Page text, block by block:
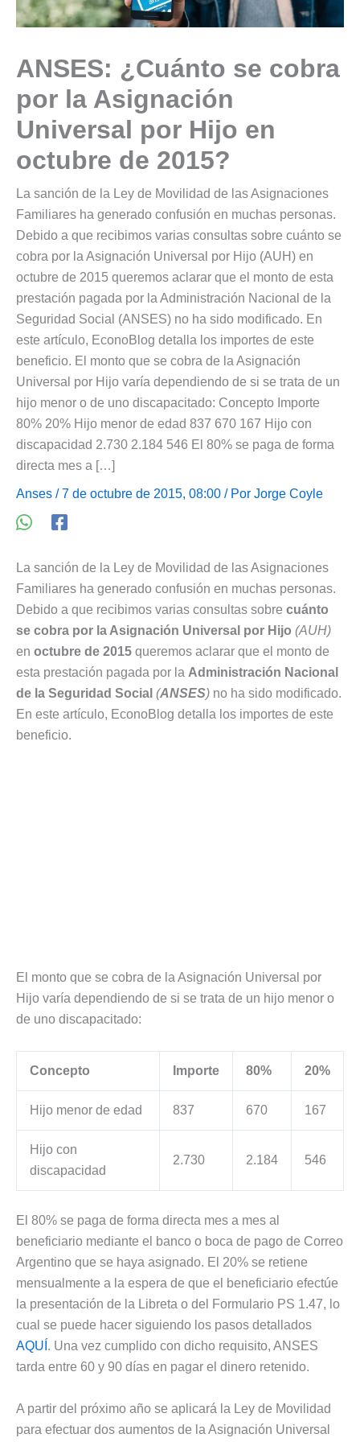
ANSES: ¿Cuánto se cobra
por la Asignación
Universal por Hijo en
octubre de 2015?
La sanción de la Ley de Movilidad de las Asignaciones
Familiares ha generado confusión en muchas personas.
Debido a que recibimos varias consultas sobre cuánto se
cobra por la Asignación Universal por Hijo (AUH) en
octubre de 2015 queremos aclarar que el monto de esta
prestación pagada por la Administración Nacional de la
Seguridad Social (ANSES) no ha sido modificado. En
este artículo, EconoBlog detalla los importes de este
beneficio. El monto que se cobra de la Asignación
Universal por Hijo varía dependiendo de si se trata de un
hijo menor o de uno discapacitado: Concepto Importe
80% 20% Hijo menor de edad 837 670 167 Hijo con
discapacidad 2.730 2.184 546 El 80% se paga de forma
directa mes a […]
Anses / 7 de octubre de 2015, 08:00 / Por Jorge Coyle
La sanción de la Ley de Movilidad de las Asignaciones
Familiares ha generado confusión en muchas personas.
Debido a que recibimos varias consultas sobre cuánto
se cobra por la Asignación Universal por Hijo (AUH)
en octubre de 2015 queremos aclarar que el monto de
esta prestación pagada por la Administración Nacional
de la Seguridad Social (ANSES) no ha sido modificado.
En este artículo, EconoBlog detalla los importes de este
beneficio.
El monto que se cobra de la Asignación Universal por
Hijo varía dependiendo de si se trata de un hijo menor o
de uno discapacitado:
Concepto Importe 80% 20%
Hijo menor de edad 837 670 167
Hijo con
discapacidad
2.730 2.184 546
El 80% se paga de forma directa mes a mes al
beneficiario mediante el banco o boca de pago de Correo
Argentino que se haya asignado. El 20% se retiene
mensualmente a la espera de que el beneficiario efectúe
la presentación de la Libreta o del Formulario PS 1.47, lo
cual se puede hacer siguiendo los pasos detallados
AQUÍ . Una vez cumplido con dicho requisito, ANSES
tarda entre 60 y 90 días en pagar el dinero retenido.
A partir del próximo año se aplicará la Ley de Movilidad
para efectuar dos aumentos de la Asignación Universal